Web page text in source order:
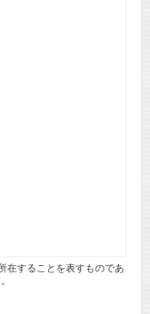
在することを表すものであ